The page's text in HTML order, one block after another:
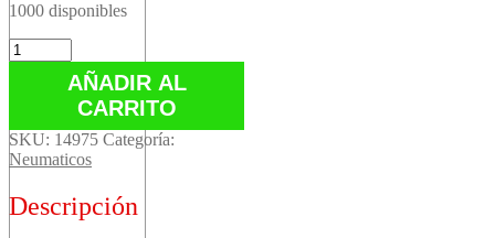
1000 disponibles
G-
GRIP
AÑADIR AL
CARRITO
SKU: 14975 Categoría:
Neumaticos
Descripción